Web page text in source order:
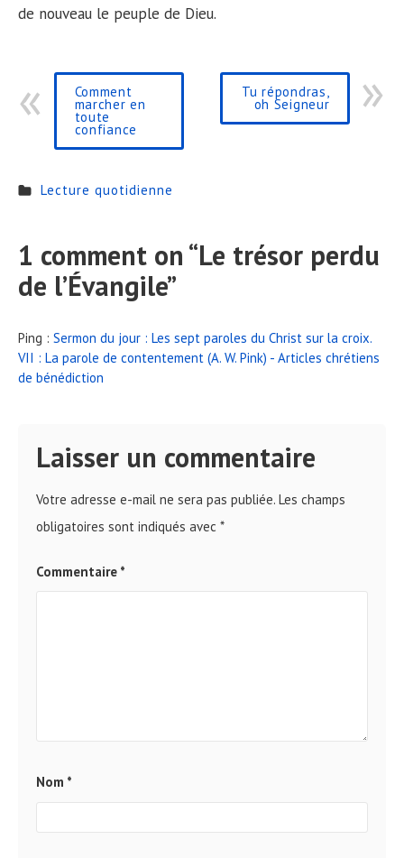
de nouveau le peuple de Dieu.
Comment
marcher en
toute
confiance
Tu répondras,
oh Seigneur
Lecture quotidienne
1 comment on “Le trésor perdu
de l’Évangile”
Ping : Sermon du jour : Les sept paroles du Christ sur la croix.
VII : La parole de contentement (A. W. Pink) - Articles chrétiens
de bénédiction
Laisser un commentaire
Votre adresse e-mail ne sera pas publiée. Les champs
obligatoires sont indiqués avec *
Commentaire *
Nom *